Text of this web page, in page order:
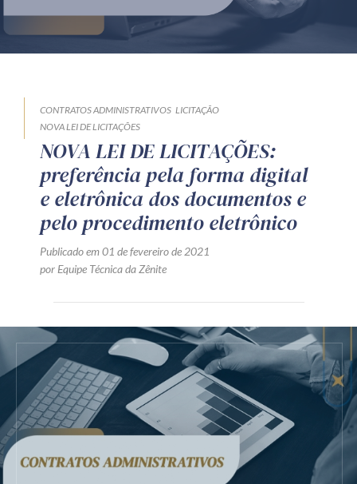
Produtos e serviços
Orientação por Escrito
Mentoria Zênite
Capacitação
Eventos presenciais
Receba por RSS
Av. Sete de Setembro, 4698
Batel Curitiba/PR CEP80240-000
CONTRATOS ADMINISTRATIVOS LICITAÇÃO
NOVA LEI DE LICITAÇÕES
NOVA LEI DE LICITAÇÕES:
preferência pela forma digital
e eletrônica dos documentos e
pelo procedimento eletrônico
Publicado em 01 de fevereiro de 2021
por Equipe Técnica da Zênite